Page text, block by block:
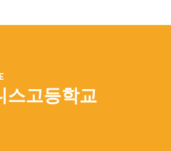
스고등학교